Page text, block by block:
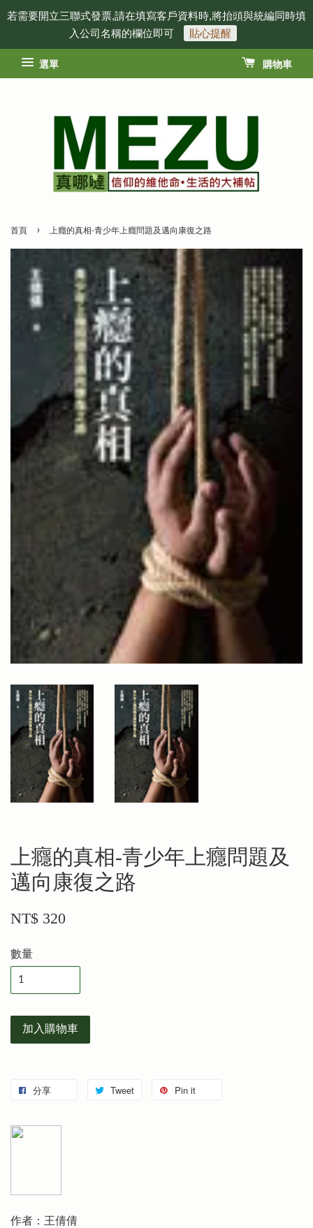
若需要開立三聯式發票,請在填寫客戶資料時,將抬頭與統編同時填
入公司名稱的欄位即可
貼心提醒
選單 購物車
首頁 › 上癮的真相-青少年上癮問題及邁向康復之路
上癮的真相-青少年上癮問題及
邁向康復之路
NT$ 320
數量
加入購物車
分享 Tweet Pin it
作者：王倩倩